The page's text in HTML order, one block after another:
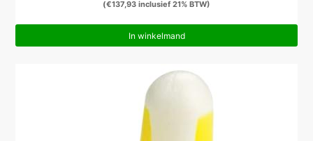
(€137,93 inclusief 21% BTW)
In winkelmand